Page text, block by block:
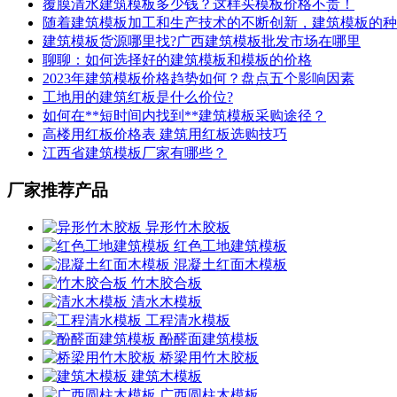
覆膜清水建筑模板多少钱？这样买模板价格不贵！
随着建筑模板加工和生产技术的不断创新，建筑模板的
建筑模板货源哪里找?广西建筑模板批发市场在哪里
聊聊：如何选择好的建筑模板和模板的价格
2023年建筑模板价格趋势如何？盘点五个影响因素
工地用的建筑红板是什么价位?
如何在**短时间内找到**建筑模板采购途径？
高楼用红板价格表 建筑用红板选购技巧
江西省建筑模板厂家有哪些？
厂家推荐产品
异形竹木胶板
红色工地建筑模板
混凝土红面木模板
竹木胶合板
清水木模板
工程清水模板
酚醛面建筑模板
桥梁用竹木胶板
建筑木模板